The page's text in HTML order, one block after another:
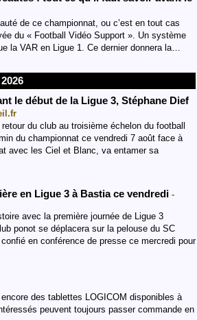
de ce championnat, ou c’est en tout cas
du « Football Vidéo Support ». Un système
la VAR en Ligue 1. Ce dernier donnera la…
le début de la Ligue 3, Stéphane Dief
du club au troisième échelon du football
du championnat ce vendredi 7 août face à
avec les Ciel et Blanc, va entamer sa
en Ligue 3 à Bastia ce vendredi -
avec la première journée de Ligue 3
ponot se déplacera sur la pelouse du SC
en conférence de presse ce mercredi pour
des tablettes LOGICOM disponibles à
peuvent toujours passer commande en